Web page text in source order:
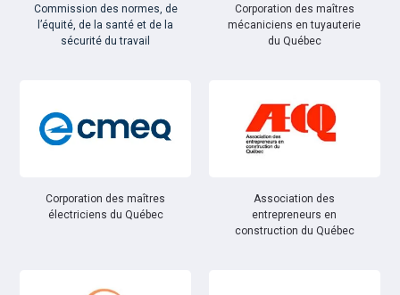
Commission des normes, de
l’équité, de la santé et de la
sécurité du travail
Corporation des maîtres
mécaniciens en tuyauterie
du Québec
Corporation des maîtres
électriciens du Québec
Association des
entrepreneurs en
construction du Québec